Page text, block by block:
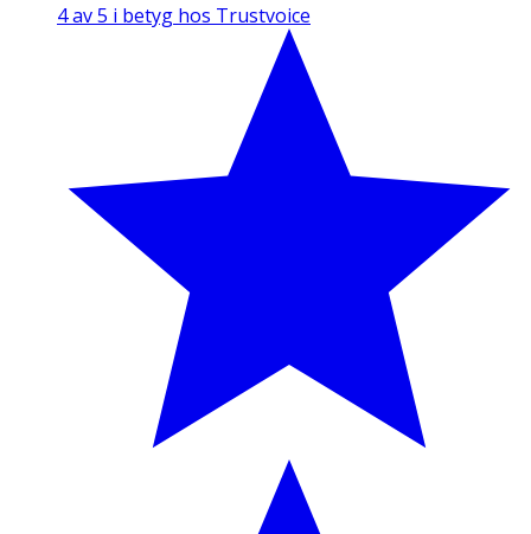
4 av 5 i betyg hos Trustvoice